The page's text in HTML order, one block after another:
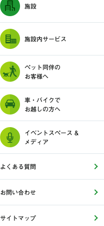
施設
施設内サービス
ペット同伴の
お客様へ
車・バイクで
お越しの方へ
イベントスペース &
メディア
よくある質問
お問い合わせ
サイトマップ